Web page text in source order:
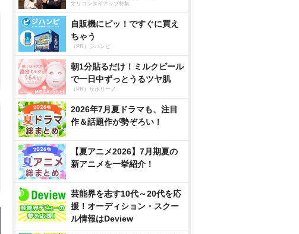
オリコンタイアップ特集
自販機にピッ！ですぐに買え
ちゃう
（PR）ジハンピ
朝1分貼るだけ！ミルクピール
で一日中ずっとうるツヤ肌
（PR）サボリーノ
2026年7月夏ドラマも、注目
作＆話題作が勢ぞろい！
【夏アニメ2026】7月期夏の
新アニメを一挙紹介！
芸能界を志す10代～20代を応
援！オーディション・スクー
ル情報はDeview